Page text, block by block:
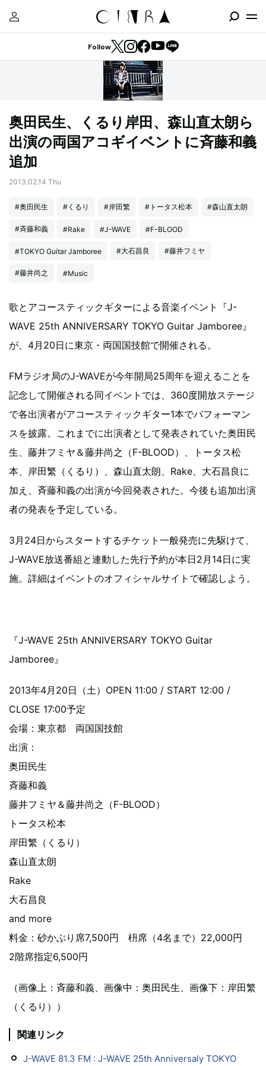
Follow
奥田民生、くるり岸田、森山直太朗ら
出演の両国アコギイベントに斉藤和義
追加
2013.02.14 Thu
#奥田民生 #くるり #岸田繁 #トータス松本 #森山直太朗
#斉藤和義 #Rake #J-WAVE #F-BLOOD
#TOKYO Guitar Jamboree #大石昌良 #藤井フミヤ
#藤井尚之 #Music
歌とアコースティックギターによる音楽イベント『J-
WAVE 25th ANNIVERSARY TOKYO Guitar Jamboree』
が、4月20日に東京・両国国技館で開催される。
FMラジオ局のJ-WAVEが今年開局25周年を迎えることを
記念して開催される同イベントでは、360度開放ステージ
で各出演者がアコースティックギター1本でパフォーマン
スを披露。これまでに出演者として発表されていた奥田民
生、藤井フミヤ＆藤井尚之（F-BLOOD）、トータス松
本、岸田繁（くるり）、森山直太朗、Rake、大石昌良に
加え、斉藤和義の出演が今回発表された。今後も追加出演
者の発表を予定している。
3月24日からスタートするチケット一般発売に先駆けて、
J-WAVE放送番組と連動した先行予約が本日2月14日に実
施。詳細はイベントのオフィシャルサイトで確認しよう。
『J-WAVE 25th ANNIVERSARY TOKYO Guitar
Jamboree』
2013年4月20日（土）OPEN 11:00 / START 12:00 /
CLOSE 17:00予定
会場：東京都 両国国技館
出演：
奥田民生
斉藤和義
藤井フミヤ＆藤井尚之（F-BLOOD）
トータス松本
岸田繁（くるり）
森山直太朗
Rake
大石昌良
and more
料金：砂かぶり席7,500円 枡席（4名まで）22,000円
2階席指定6,500円
（画像上：斉藤和義、画像中：奥田民生、画像下：岸田繁
（くるり））
関連リンク
J-WAVE 81.3 FM : J-WAVE 25th Anniversaly TOKYO